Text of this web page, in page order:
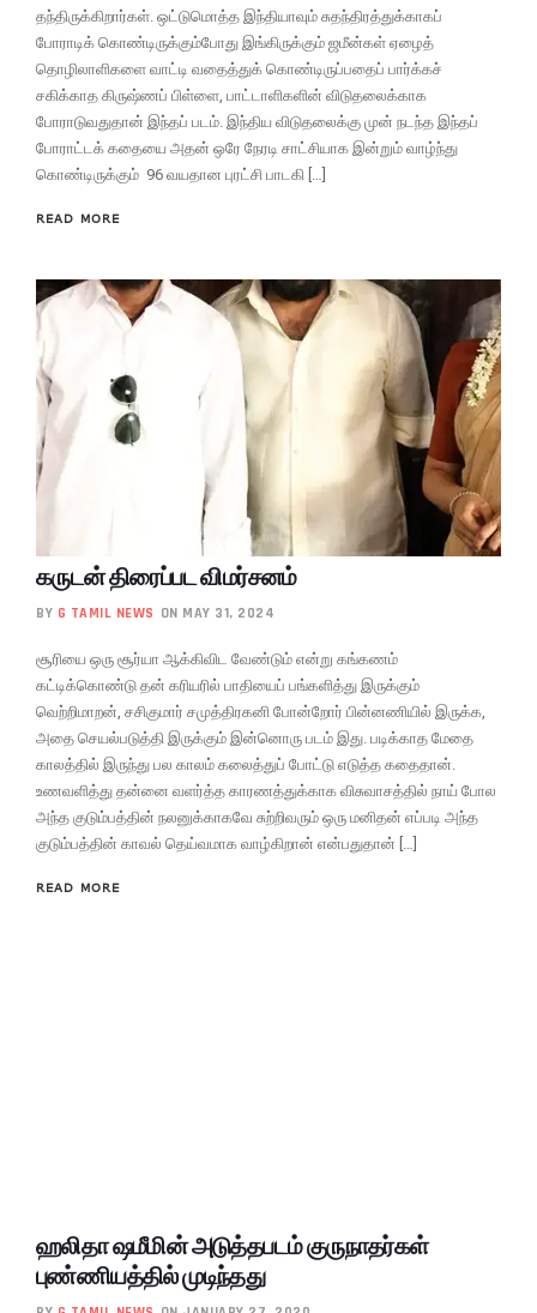
தந்திருக்கிறார்கள். ஒட்டுமொத்த இந்தியாவும் சுதந்திரத்துக்காகப்
போராடிக் கொண்டிருக்கும்போது இங்கிருக்கும் ஜமீன்கள் ஏழைத்
தொழிலாளிகளை வாட்டி வதைத்துக் கொண்டிருப்பதைப் பார்க்கச்
சகிக்காத கிருஷ்ணப் பிள்ளை, பாட்டாளிகளின் விடுதலைக்காக
போராடுவதுதான் இந்தப் படம். இந்திய விடுதலைக்கு முன் நடந்த இந்தப்
போராட்டக் கதையை அதன் ஒரே நேரடி சாட்சியாக இன்றும் வாழ்ந்து
கொண்டிருக்கும் 96 வயதான புரட்சி பாடகி […]
READ MORE
கருடன் திரைப்பட விமர்சனம்
BY G TAMIL NEWS ON MAY 31, 2024
சூரியை ஒரு சூர்யா ஆக்கிவிட வேண்டும் என்று கங்கணம்
கட்டிக்கொண்டு தன் கரியரில் பாதியைப் பங்களித்து இருக்கும்
வெற்றிமாறன், சசிகுமார் சமுத்திரகனி போன்றோர் பின்னணியில் இருக்க,
அதை செயல்படுத்தி இருக்கும் இன்னொரு படம் இது. படிக்காத மேதை
காலத்தில் இருந்து பல காலம் கலைத்துப் போட்டு எடுத்த கதைதான்.
உணவளித்து தன்னை வளர்த்த காரணத்துக்காக விசுவாசத்தில் நாய் போல
அந்த குடும்பத்தின் நலனுக்காகவே சுற்றிவரும் ஒரு மனிதன் எப்படி அந்த
குடும்பத்தின் காவல் தெய்வமாக வாழ்கிறான் என்பதுதான் […]
READ MORE
ஹலிதா ஷமீமின் அடுத்தபடம் குருநாதர்கள்
புண்ணியத்தில் முடிந்தது